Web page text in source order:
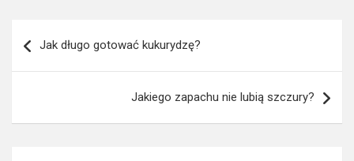
Nawigacja
wpisuJak długo gotować kukurydzę?
Jakiego zapachu nie lubią szczury?